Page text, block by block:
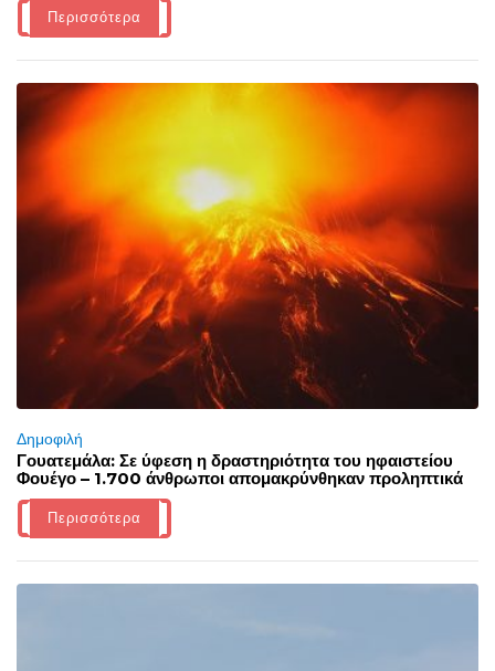
Περισσότερα
Δημοφιλή
Γουατεμάλα: Σε ύφεση η δραστηριότητα του ηφαιστείου
Φουέγο – 1.700 άνθρωποι απομακρύνθηκαν προληπτικά
Περισσότερα